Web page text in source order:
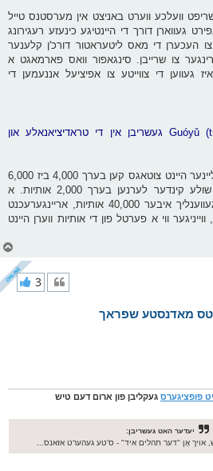
וועלכע ווערט באניצט אין מערסטנס טייל
געווארן דורך די היינטיגע כינעזע רעגירונג
צו העכערן די מאס ליטעראטור דורכ'ן קלענער
צו שרייבן. סינגאפור וואס פארמאגט א
געווען די צווייטע צו אפיציעל אננעמען די
די ווארט Guóyǔ (traditional language) געשריבן אין די טראדיציאנאלע און
א גוט-געבילדעטער כינעזישער ליינער היינט צוטאגס קען בערך 4,000 ביז 6,000
אותיות (סימבאלן), געווענליכע שולע קינדער לערנען בערך 2,000 אותיות. א
כינעזע ווערטערבוך אנטהאלט געווענליך איבער 40,000 אותיות, אריינגערעכנט
ווי א פערטל פון די אותיות ווערן היינט
3
פופציגערס געקליבן פון ארום דעם טיש
יעדער האט געשריבן:
אויך אָן "דער תהלים איד" - ס'טע געהערט אזאנס...